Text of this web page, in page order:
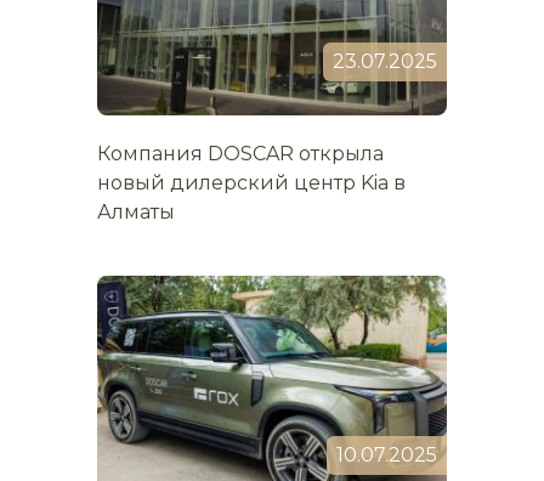
23.07.2025
Компания DOSCAR открыла
новый дилерский центр Kia в
Алматы
10.07.2025